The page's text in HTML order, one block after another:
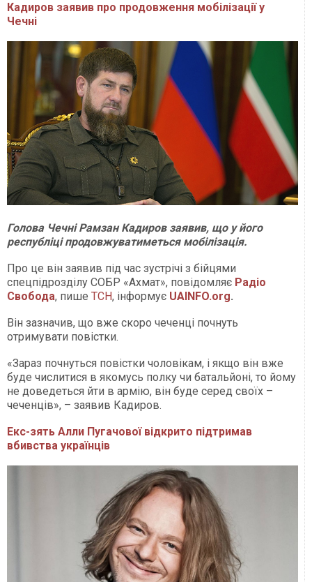
Кадиров заявив про продовження мобілізації у
Чечні
Голова Чечні Рамзан Кадиров заявив, що у його
республіці продовжуватиметься мобілізація.
Про це він заявив під час зустрічі з бійцями
спецпідрозділу СОБР «Ахмат», повідомляє Радіо
Свобода, пише ТСН, інформує UAINFO.org.
Він зазначив, що вже скоро чеченці почнуть
отримувати повістки.
«Зараз почнуться повістки чоловікам, і якщо він вже
буде числитися в якомусь полку чи батальйоні, то йому
не доведеться йти в армію, він буде серед своїх –
чеченців», – заявив Кадиров.
Екс-зять Алли Пугачової відкрито підтримав
вбивства українців